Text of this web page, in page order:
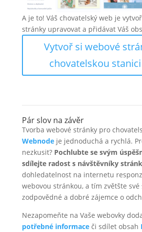
A je to! Váš chovatelský web je
stránky upravovat a přidávat Váš
Vytvoř si webové
chovatelskou stanici
Pár slov na závěr
Tvorba webové stránky pro
Webnodeje jednoduchá a rychlá.
nezkusit? Pochlubte se svým
sdílejte radost s návštěvníky
dohledatelnost na internetu
webovou stránkou, a tím zvětšte své
zodpovědné a dobré zájemce o
Nezapomeňte na Vaše webovky
potřebné informaceči sdílet obsah